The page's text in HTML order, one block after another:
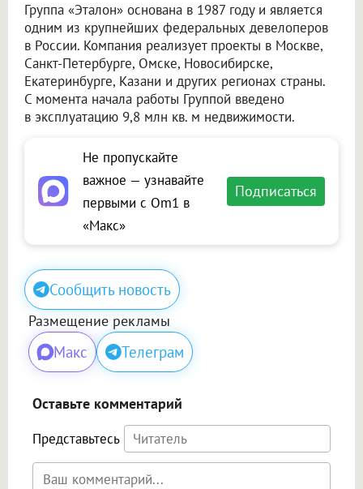
Группа «Эталон» основана в 1987 году и является
одним из крупнейших федеральных девелоперов
в России. Компания реализует проекты в Москве,
Санкт-Петербурге, Омске, Новосибирске,
Екатеринбурге, Казани и других регионах страны.
С момента начала работы Группой введено
в эксплуатацию 9,8 млн кв. м недвижимости.
Не пропускайте
важное — узнавайте
первыми с Om1 в
«Макс»
Подписаться
Сообщить новость
Размещение рекламы
Макс Телеграм
Оставьте комментарий
Представьтесь